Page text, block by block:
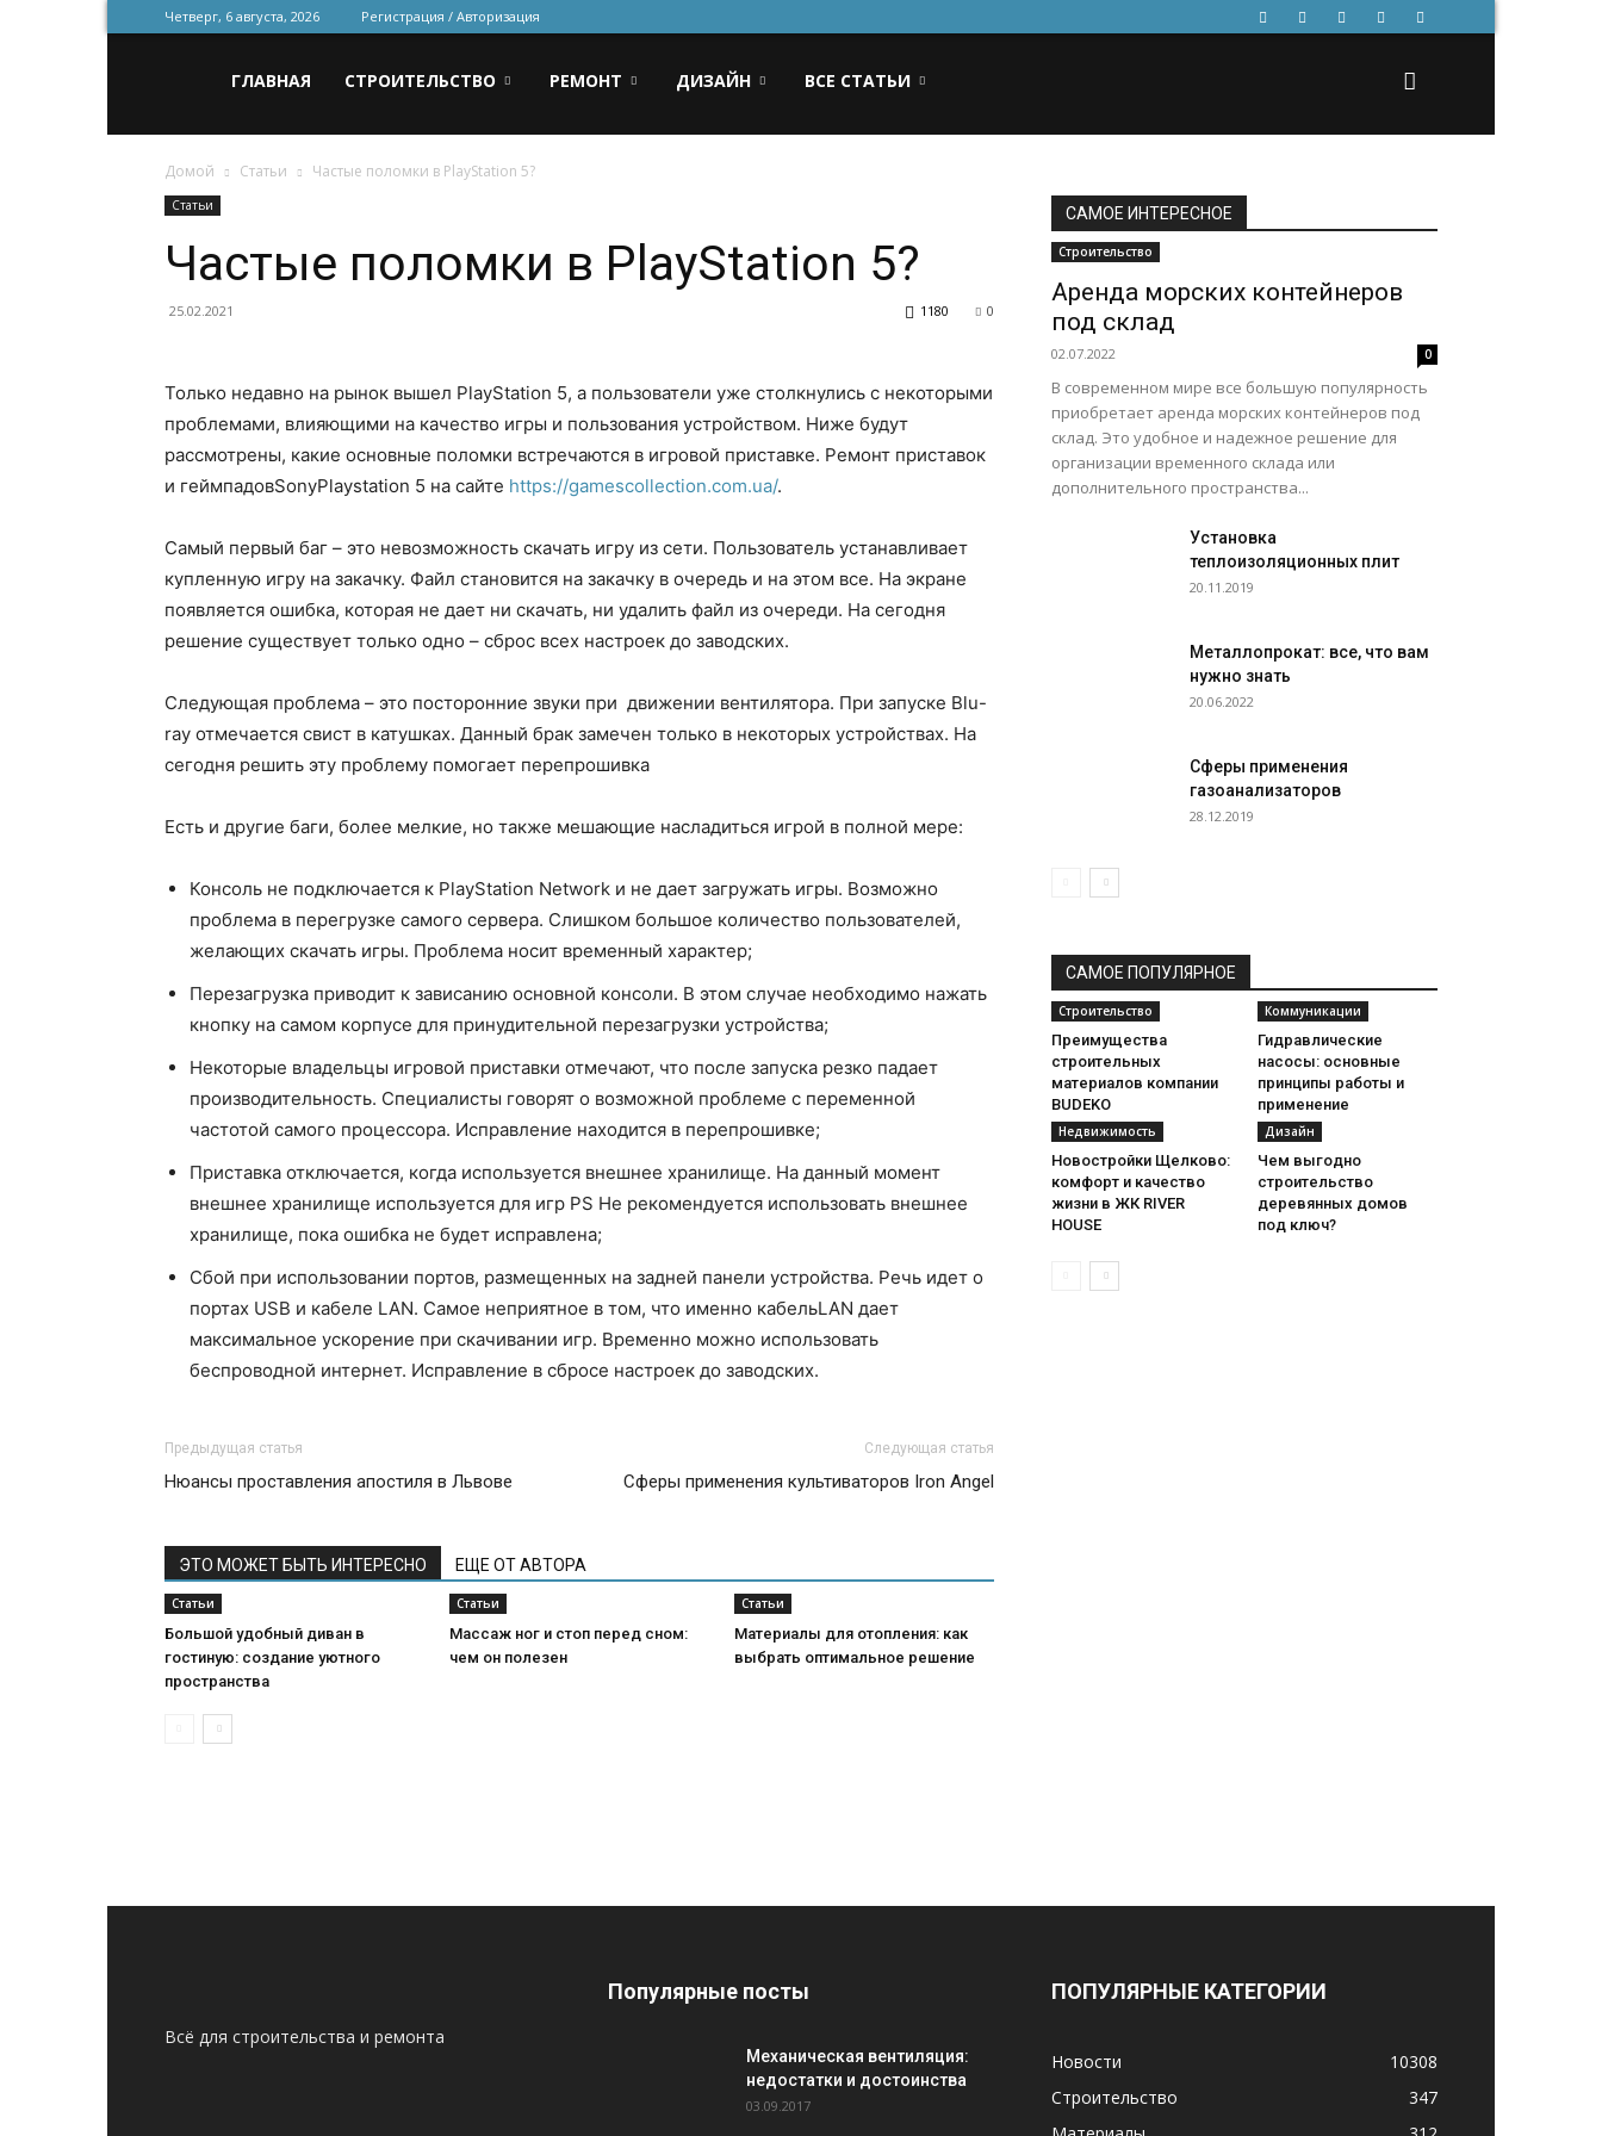
Четверг, 6 августа, 2026 Регистрация / Авторизация
для
строительства
ремонта
ГЛАВНАЯ СТРОИТЕЛЬСТВО РЕМОНТ ДИЗАЙН ВСЕ СТАТЬИ
Домой Статьи Частые поломки в PlayStation 5?
Статьи
Частые поломки в PlayStation 5?
25.02.2021 0
1180
Только недавно на рынок вышел PlayStation 5, а пользователи уже столкнулись с некоторыми
проблемами, влияющими на качество игры и пользования устройством. Ниже будут
рассмотрены, какие основные поломки встречаются в игровой приставке. Ремонт приставок
и геймпадовSonyPlaystation 5 на сайте https://gamescollection.com.ua/.
Самый первый баг – это невозможность скачать игру из сети. Пользователь устанавливает
купленную игру на закачку. Файл становится на закачку в очередь и на этом все. На экране
появляется ошибка, которая не дает ни скачать, ни удалить файл из очереди. На сегодня
решение существует только одно – сброс всех настроек до заводских.
Следующая проблема – это посторонние звуки при движении вентилятора. При запуске Blu-
ray отмечается свист в катушках. Данный брак замечен только в некоторых устройствах. На
сегодня решить эту проблему помогает перепрошивка
Есть и другие баги, более мелкие, но также мешающие насладиться игрой в полной мере:
Консоль не подключается к PlayStation Network и не дает загружать игры. Возможно
проблема в перегрузке самого сервера. Слишком большое количество пользователей,
желающих скачать игры. Проблема носит временный характер;
Перезагрузка приводит к зависанию основной консоли. В этом случае необходимо нажать
кнопку на самом корпусе для принудительной перезагрузки устройства;
Некоторые владельцы игровой приставки отмечают, что после запуска резко падает
производительность. Специалисты говорят о возможной проблеме с переменной
частотой самого процессора. Исправление находится в перепрошивке;
Приставка отключается, когда используется внешнее хранилище. На данный момент
внешнее хранилище используется для игр PS Не рекомендуется использовать внешнее
хранилище, пока ошибка не будет исправлена;
Сбой при использовании портов, размещенных на задней панели устройства. Речь идет о
портах USB и кабеле LAN. Самое неприятное в том, что именно кабельLAN дает
максимальное ускорение при скачивании игр. Временно можно использовать
беспроводной интернет. Исправление в сбросе настроек до заводских.
Предыдущая статья
Нюансы проставления апостиля в Львове
Следующая статья
Сферы применения культиваторов Iron Angel
ЭТО МОЖЕТ БЫТЬ ИНТЕРЕСНО ЕЩЕ ОТ АВТОРА
Статьи
Большой удобный диван в
гостиную: создание уютного
пространства
Статьи
Массаж ног и стоп перед сном:
чем он полезен
Статьи
Материалы для отопления: как
выбрать оптимальное решение
САМОЕ ИНТЕРЕСНОЕ
Строительство
Аренда морских контейнеров
под склад
02.07.2022 0
В современном мире все большую популярность
приобретает аренда морских контейнеров под
склад. Это удобное и надежное решение для
организации временного склада или
дополнительного пространства...
Установка
теплоизоляционных плит
20.11.2019
Металлопрокат: все, что вам
нужно знать
20.06.2022
Сферы применения
газоанализаторов
28.12.2019
САМОЕ ПОПУЛЯРНОЕ
Строительство
Преимущества
строительных
материалов компании
BUDEKO
Коммуникации
Гидравлические
насосы: основные
принципы работы и
применение
Недвижимость
Новостройки Щелково:
комфорт и качество
жизни в ЖК RIVER
HOUSE
Дизайн
Чем выгодно
строительство
деревянных домов
под ключ?
Всё для строительства и ремонта
Популярные посты
Механическая вентиляция:
недостатки и достоинства
03.09.2017
ПОПУЛЯРНЫЕ КАТЕГОРИИ
Новости
10308
Строительство
347